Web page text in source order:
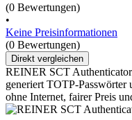
(0 Bewertungen)
•
Keine Preisinformationen
(0 Bewertungen)
Direkt vergleichen
REINER SCT
generiert TOTP-Passwörter
ohne Internet, fairer Preis